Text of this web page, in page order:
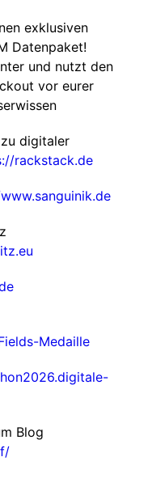
exklusiven
Datenpaket!
und nutzt den
vor eurer
digitaler
rackstack.de
Medaille
Blog